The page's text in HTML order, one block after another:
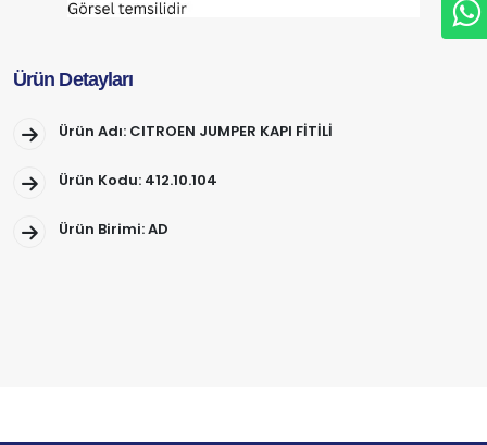
Ürün Detayları
Ürün Adı: CITROEN JUMPER KAPI FİTİLİ
Ürün Kodu: 412.10.104
Ürün Birimi: AD